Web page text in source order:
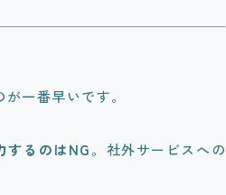
一番早いです。
するのはNG。社外サービスへの